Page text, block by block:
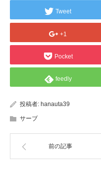
Tweet
+1
Pocket
feedly
投稿者: hanauta39
サーブ
前の記事